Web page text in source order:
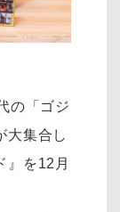
の「ゴジ
大集合し
』を12月